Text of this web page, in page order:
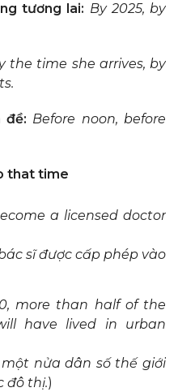
tương lai: By 2025, by
the time she arrives, by
đề: Before noon, before
that time
a licensed doctor
sĩ được cấp phép vào
more than half of the
have lived in urban
nửa dân số thế giới
đô thị.)